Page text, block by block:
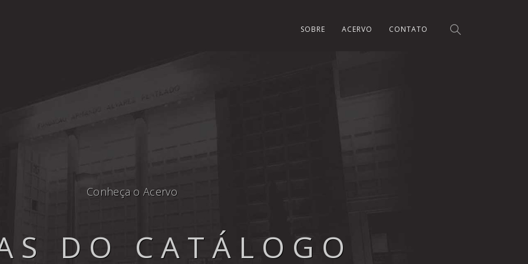
SOBRE ACERVO CONTATO
Conheça o Acervo
DO CATÁLOGO